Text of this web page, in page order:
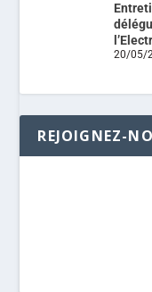
20/05/
REJOIGNEZ-